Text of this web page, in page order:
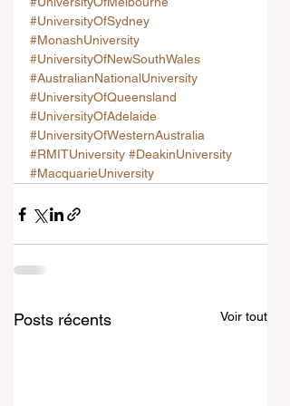
#UniversityOfSydney
#MonashUniversity
#UniversityOfNewSouthWales
#AustralianNationalUniversity
#UniversityOfQueensland
#UniversityOfAdelaide
#UniversityOfWesternAustralia
#RMITUniversity #DeakinUniversity
#MacquarieUniversity
Posts récents Voir tout